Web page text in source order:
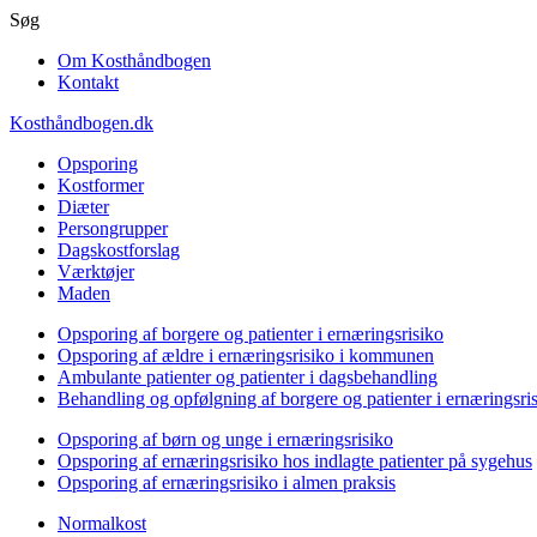
Gå
hovedindhold
Søg
Om Kosthåndbogen
Kontakt
Kosthåndbogen.dk
Opsporing
Kostformer
Diæter
Persongrupper
Dagskostforslag
Værktøjer
Maden
Opsporing af borgere og patienter i ernæringsrisiko
Opsporing af ældre i ernæringsrisiko i kommunen
Ambulante patienter og patienter i dagsbehandling
Behandling og opfølgning af borgere og patienter i
Opsporing af børn og unge i ernæringsrisiko
Opsporing af ernæringsrisiko hos indlagte patienter på sygehus
Opsporing af ernæringsrisiko i almen praksis
Normalkost